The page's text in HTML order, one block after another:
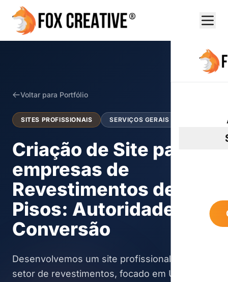
Voltar para Portfólio
SITES PROFISSIONAIS SERVIÇOS GERAIS
Criação de Site para
empresas de
Revestimentos de
Pisos: Autoridade e
Conversão
Desenvolvemos um site profissional para o
setor de revestimentos, focado em UX/UI,